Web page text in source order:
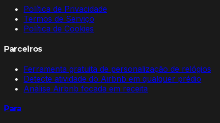
Política de Privacidade
Termos de Serviço
Política de Cookies
Parceiros
Ferramenta gratuita de personalização de relógios
Detecte atividade do Airbnb em qualquer prédio
Análise Airbnb focada em receita
Para